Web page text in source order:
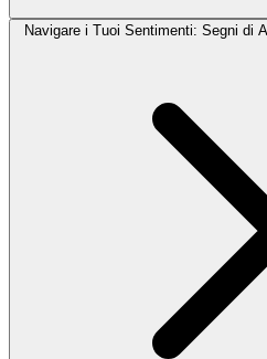
Navigare i Tuoi Sentimenti: Segni di